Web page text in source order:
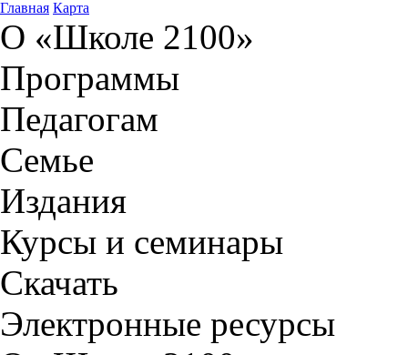
Главная Карта
О «Школе 2100»
Программы
Педагогам
Семье
Издания
Курсы и семинары
Скачать
Электронные ресурсы